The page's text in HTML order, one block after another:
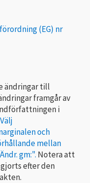
(EG) nr
ändringar till
framgår av
i
Välj
och
mellan
gm:". Notera att
efter den